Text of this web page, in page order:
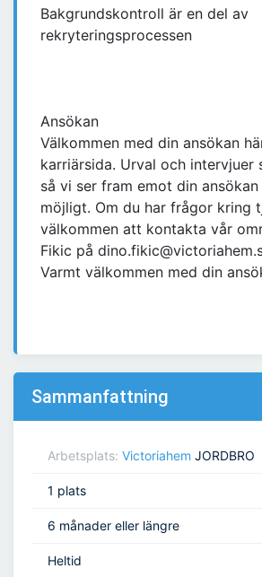
Bakgrundskontroll är en del av
rekryteringsprocessen
Ansökan
Välkommen med din ansökan
karriärsida. Urval och intervjuer
så vi ser fram emot din
möjligt. Om du har frågor kring
välkommen att kontakta vår
Fikic på
Varmt välkommen med din
Sammanfattning
Arbetsplats: Victoriahem JORDBRO
1 plats
6 månader eller längre
Heltid